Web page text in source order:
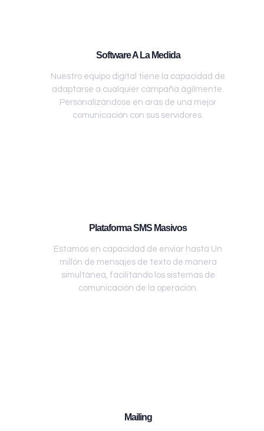
Software A La Medida
Nuestro equipo digital tiene la capacidad de
adaptarse a cualquier campaña ágilmente.
Personalizándose en aras de una mejor
comunicación con sus servidores.
Plataforma SMS Masivos
Estamos en capacidad de enviar hasta Un
millón de mensajes de texto de manera
simultánea, facilitando los sistemas de
comunicación de la operación.
Mailing